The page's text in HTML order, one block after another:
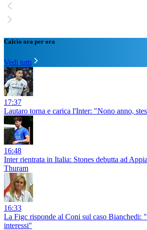
Calcio ora per ora
Vedi tutti
17:37
Lautaro torna e carica l'Inter: "Nono anno,
16:48
Inter rientrata in Italia: Stones debutta ad
Thuram
16:33
La Figc risponde al Coni sul caso Bianchedi:
interessi"